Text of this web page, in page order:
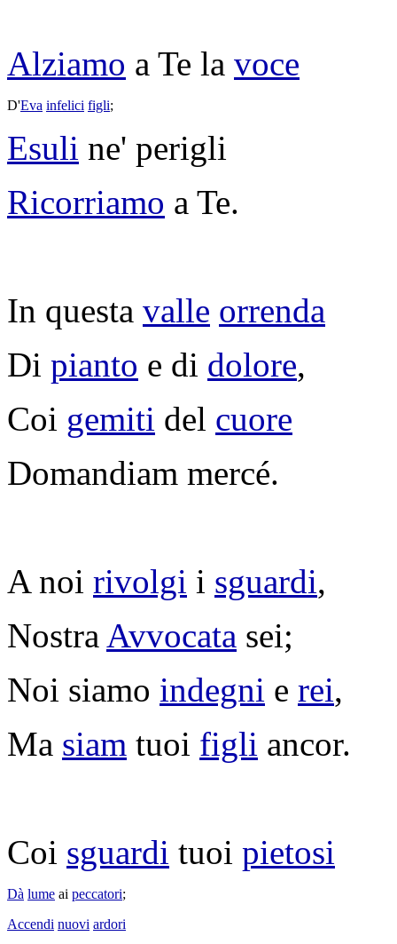
Alziamo a Te la voce
D'Eva infelici figli;
Esuli ne' perigli
Ricorriamo a Te.
In questa valle orrenda
Di pianto e di dolore,
Coi gemiti del cuore
Domandiam mercé.
A noi rivolgi i sguardi,
Nostra Avvocata sei;
Noi siamo indegni e rei,
Ma siam tuoi figli ancor.
Coi sguardi tuoi pietosi
Dà lume ai peccatori;
Accendi nuovi ardori